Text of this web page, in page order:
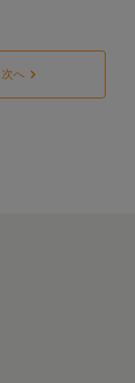
次へ